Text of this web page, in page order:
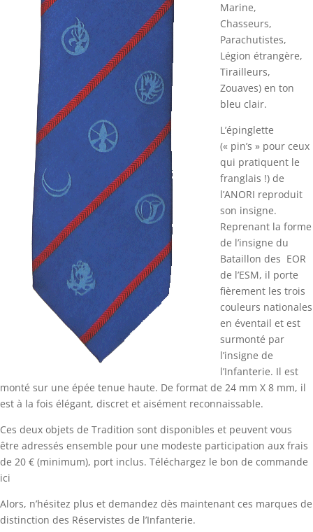
Marine,
Chasseurs,
Parachutistes,
Légion étrangère,
Tirailleurs,
Zouaves) en ton
bleu clair.
L’épinglette
(« pin’s » pour ceux
qui pratiquent le
franglais !) de
l’ANORI reproduit
son insigne.
Reprenant la forme
de l’insigne du
Bataillon des EOR
de l’ESM, il porte
fièrement les trois
couleurs nationales
en éventail et est
surmonté par
l’insigne de
l’Infanterie. Il est
monté sur une épée tenue haute. De format de 24 mm X 8 mm, il
est à la fois élégant, discret et aisément reconnaissable.
Ces deux objets de Tradition sont disponibles et peuvent vous
être adressés ensemble pour une modeste participation aux frais
de 20 € (minimum), port inclus. Téléchargez le bon de commande
ici
Alors, n’hésitez plus et demandez dès maintenant ces marques de
distinction des Réservistes de l’Infanterie.